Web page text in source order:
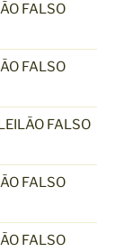
FALSO
FALSO
FALSO
FALSO
FALSO